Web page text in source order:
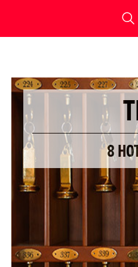
8